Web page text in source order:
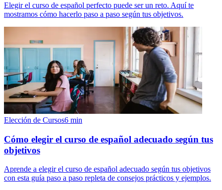
Elegir el curso de español perfecto puede ser un reto. Aquí te
mostramos cómo hacerlo paso a paso según tus objetivos.
Elección de Cursos6 min
Cómo elegir el curso de español adecuado según tus
objetivos
Aprende a elegir el curso de español adecuado según tus objetivos
con esta guía paso a paso repleta de consejos prácticos y ejemplos.